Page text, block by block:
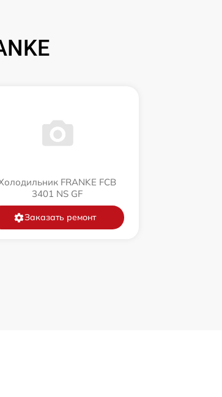
FRANKE FCB
3401 NS GF
Заказать ремонт